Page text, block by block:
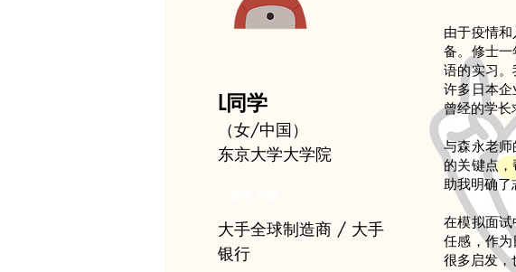
L同学
（女/中国）
东京大学大学院
大手全球制造商 / 大手
银行
由于疫情
备。修士
语的实习
许多日本
曾经的学
与森永老
的关键点
助我明确了
在模拟面
任感，作
很多启发，